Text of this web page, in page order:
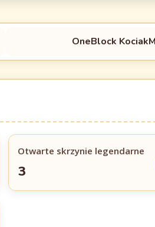
OneBlock
Otwarte skrzynie legendarne
3